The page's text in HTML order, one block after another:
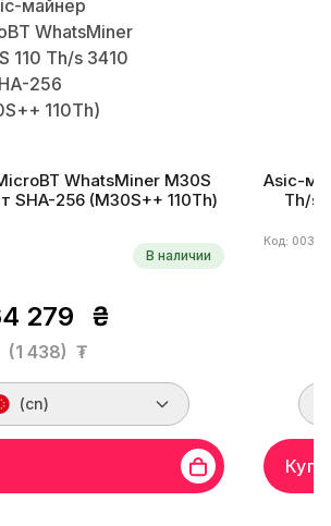
WhatsMiner M30S
SHA-256 (M30S++ 110Th)
В наличии
279 ₴
(1 438) ₮
(cn)
Asic-
Th/s
Код: 0036